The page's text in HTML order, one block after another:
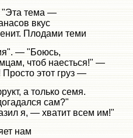
"Эта тема —
вкус
Плодами теми
— "Боюсь,
чтоб наесться!" —
этот груз —
а только семя.
сам?"
я, — хватит всем им!"
нам